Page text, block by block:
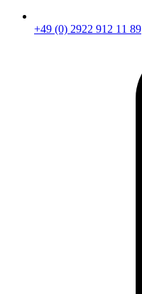
+49 (0) 2922 912 11 89